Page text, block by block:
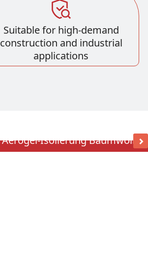
Suitable for high-demand
construction and industrial
applications
Aerogel-Isolierung Baumwolle